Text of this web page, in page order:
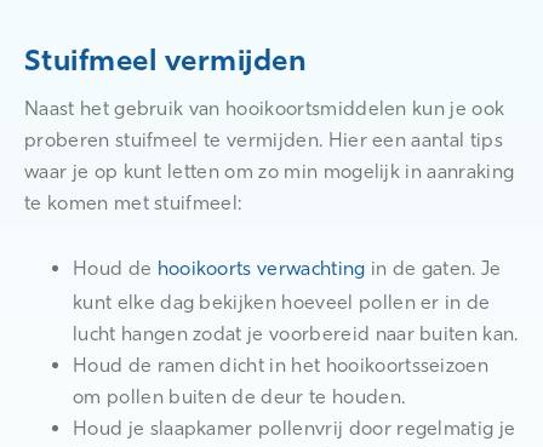
Stuifmeel vermijden
Naast het gebruik van hooikoortsmiddelen kun je ook
proberen stuifmeel te vermijden. Hier een aantal tips
waar je op kunt letten om zo min mogelijk in aanraking
te komen met stuifmeel:
Houd de hooikoorts verwachting in de gaten. Je
kunt elke dag bekijken hoeveel pollen er in de
lucht hangen zodat je voorbereid naar buiten kan.
Houd de ramen dicht in het hooikoortsseizoen
om pollen buiten de deur te houden.
Houd je slaapkamer pollenvrij door regelmatig je